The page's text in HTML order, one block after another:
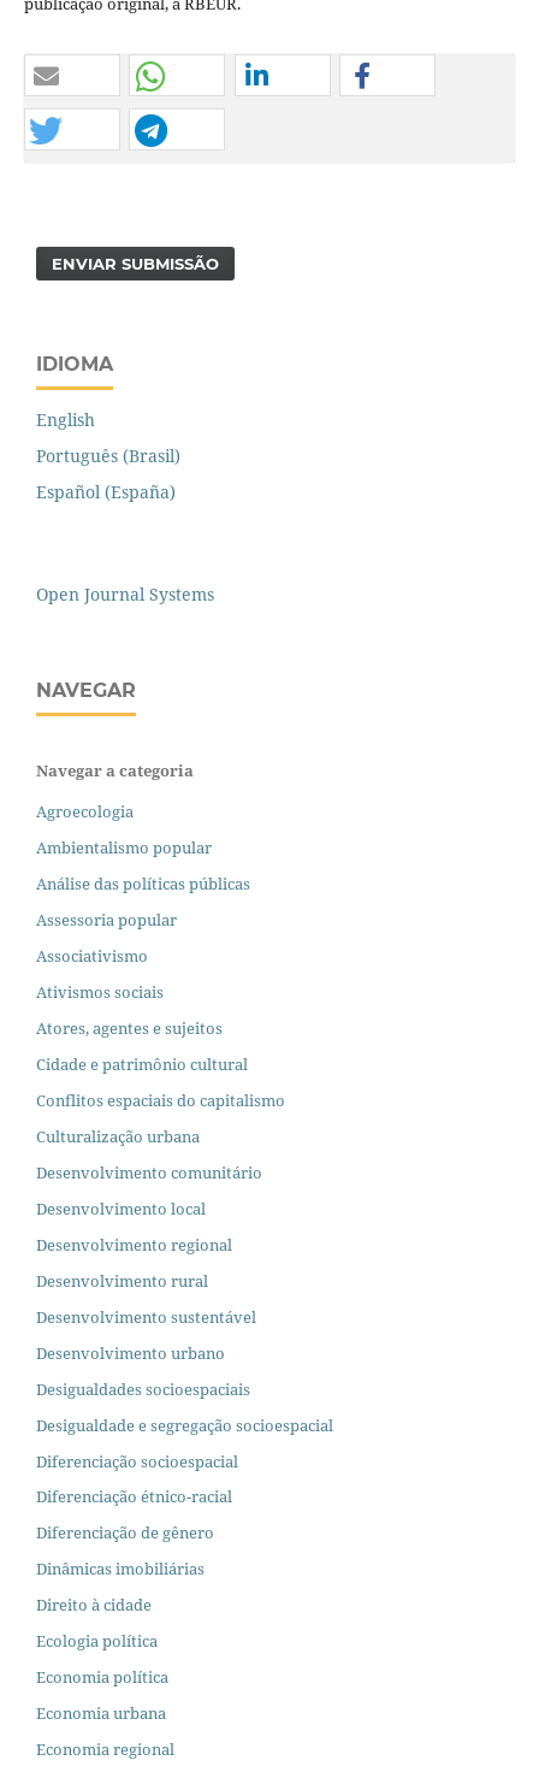
ENVIAR SUBMISSÃO
IDIOMA
English
Português (Brasil)
Español (España)
Open Journal Systems
NAVEGAR
Navegar a categoria
Agroecologia
Ambientalismo popular
Análise das políticas públicas
Assessoria popular
Associativismo
Ativismos sociais
Atores, agentes e sujeitos
Cidade e patrimônio cultural
Conflitos espaciais do capitalismo
Culturalização urbana
Desenvolvimento comunitário
Desenvolvimento local
Desenvolvimento regional
Desenvolvimento rural
Desenvolvimento sustentável
Desenvolvimento urbano
Desigualdades socioespaciais
Desigualdade e segregação socioespacial
Diferenciação socioespacial
Diferenciação étnico-racial
Diferenciação de gênero
Dinâmicas imobiliárias
Direito à cidade
Ecologia política
Economia política
Economia urbana
Economia regional